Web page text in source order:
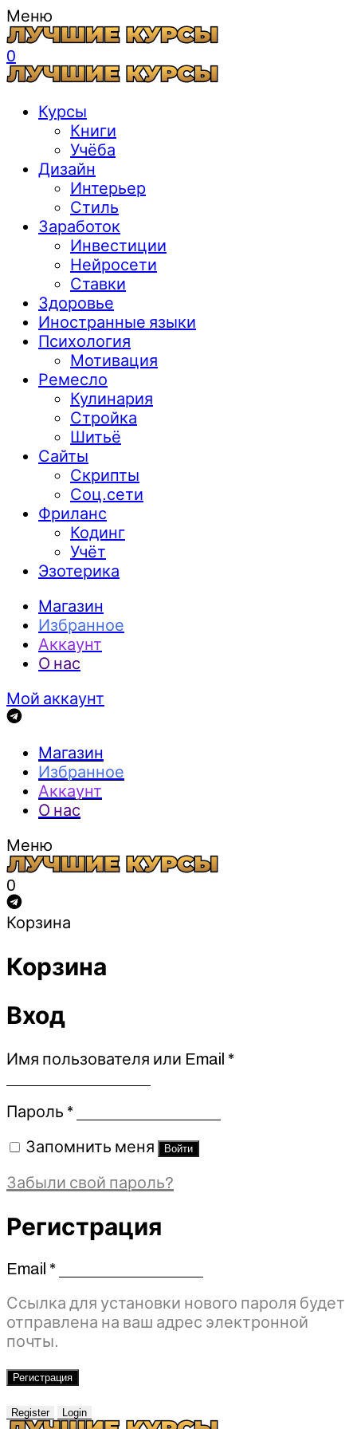
Меню
0
Курсы
Книги
Учёба
Дизайн
Интерьер
Стиль
Заработок
Инвестиции
Нейросети
Ставки
Здоровье
Иностранные языки
Психология
Мотивация
Ремесло
Кулинария
Стройка
Шитьё
Сайты
Скрипты
Соц.сети
Фриланс
Кодинг
Учёт
Эзотерика
Магазин
Избранное
Аккаунт
О нас
Мой аккаунт
Магазин
Избранное
Аккаунт
О нас
Меню
0
Корзина
Корзина
Вход
Имя пользователя или Email *Обязательно
Пароль *Обязательно
Запомнить меня Войти
Забыли свой пароль?
Регистрация
Email *Обязательно
Ссылка для установки нового пароля будет
отправлена ​​на ваш адрес электронной
почты.
Регистрация
Register Login